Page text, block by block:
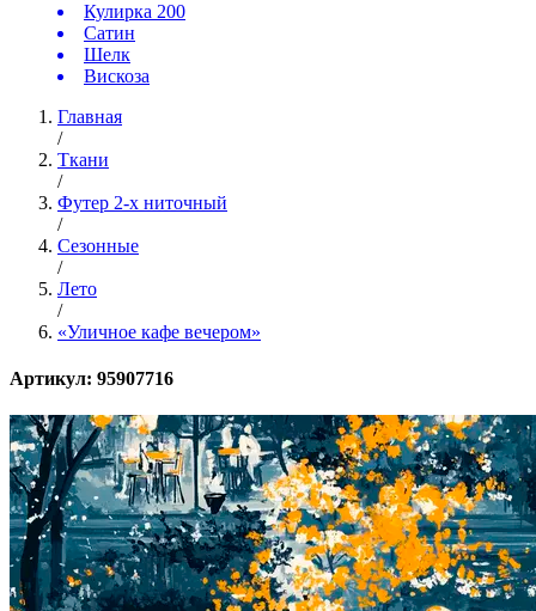
Кулирка 200
Сатин
Шелк
Вискоза
Главная
/
Ткани
/
Футер 2-х ниточный
/
Сезонные
/
Лето
/
«Уличное кафе вечером»
Артикул: 95907716